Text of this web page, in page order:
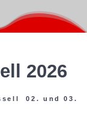
2026
02. und 03.